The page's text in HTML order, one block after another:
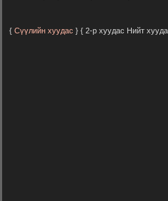
{ Сүүлийн хуудас } { 2-р хуудас Нийт